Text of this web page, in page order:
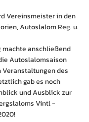
Vereinsmeister in den
Autoslalom Reg. u.
machte anschließend
Autoslalomsaison
des
gab es noch
und Ausblick zur
Vintl -